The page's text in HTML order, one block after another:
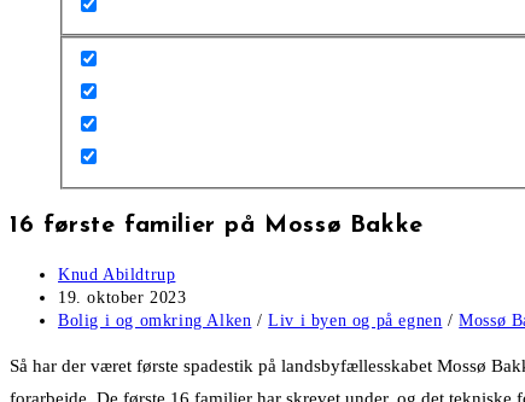
16 første familier på Mossø Bakke
Post
author:
Knud Abildtrup
Post
published:
19. oktober 2023
Post
Bolig i og omkring Alken / Liv i byen og på egnen / Mossø
Så har der været første spadestik på landsbyfællesskabet Mossø
forarbejde. De første 16 familier har skrevet under, og det tekniske